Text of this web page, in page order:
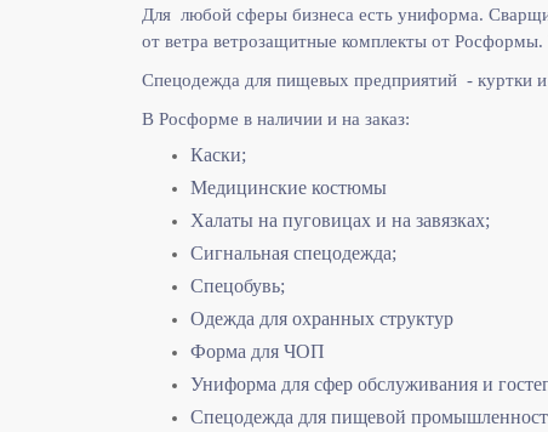
Для любой сферы бизнеса есть униформа.
от ветра ветрозащитные комплекты от
Спецодежда для пищевых предприятий - куртки
В Росформе в наличии и на заказ:
Каски;
Медицинские костюмы
Халаты на пуговицах и на завязках;
Сигнальная спецодежда;
Спецобувь;
Одежда для охранных структур
Форма для ЧОП
Униформа для сфер обслуживания и
Спецодежда для пищевой